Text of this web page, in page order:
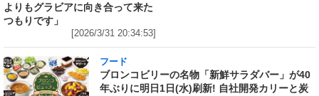
よりもグラビアに向き合って来た
つもりです」
[2026/3/31 20:34:53]
フード
ブロンコビリーの名物「新鮮サラダバー」が40
年ぶりに明日1日(水)刷新! 自社開発カリーと炭